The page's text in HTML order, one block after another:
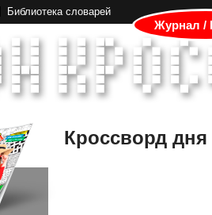
Библиотека словарей
Журнал /
Кроссворд дня